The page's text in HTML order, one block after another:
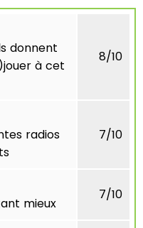
donnent
à cet
8/10
radios
7/10
mieux
7/10